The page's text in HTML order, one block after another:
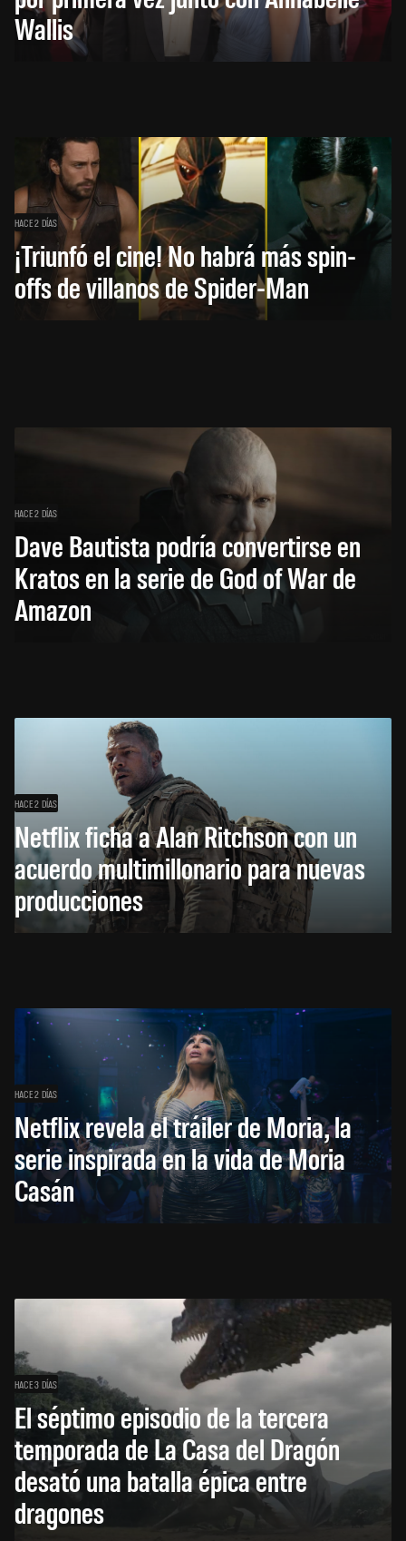
Wallis
HACE 2 DÍAS
¡Triunfó el cine! No habrá más spin-
offs de villanos de Spider-Man
HACE 2 DÍAS
Dave Bautista podría convertirse en
Kratos en la serie de God of War de
Amazon
HACE 2 DÍAS
Netflix ficha a Alan Ritchson con un
acuerdo multimillonario para nuevas
producciones
HACE 2 DÍAS
Netflix revela el tráiler de Moria, la
serie inspirada en la vida de Moria
Casán
HACE 3 DÍAS
El séptimo episodio de la tercera
temporada de La Casa del Dragón
desató una batalla épica entre
dragones